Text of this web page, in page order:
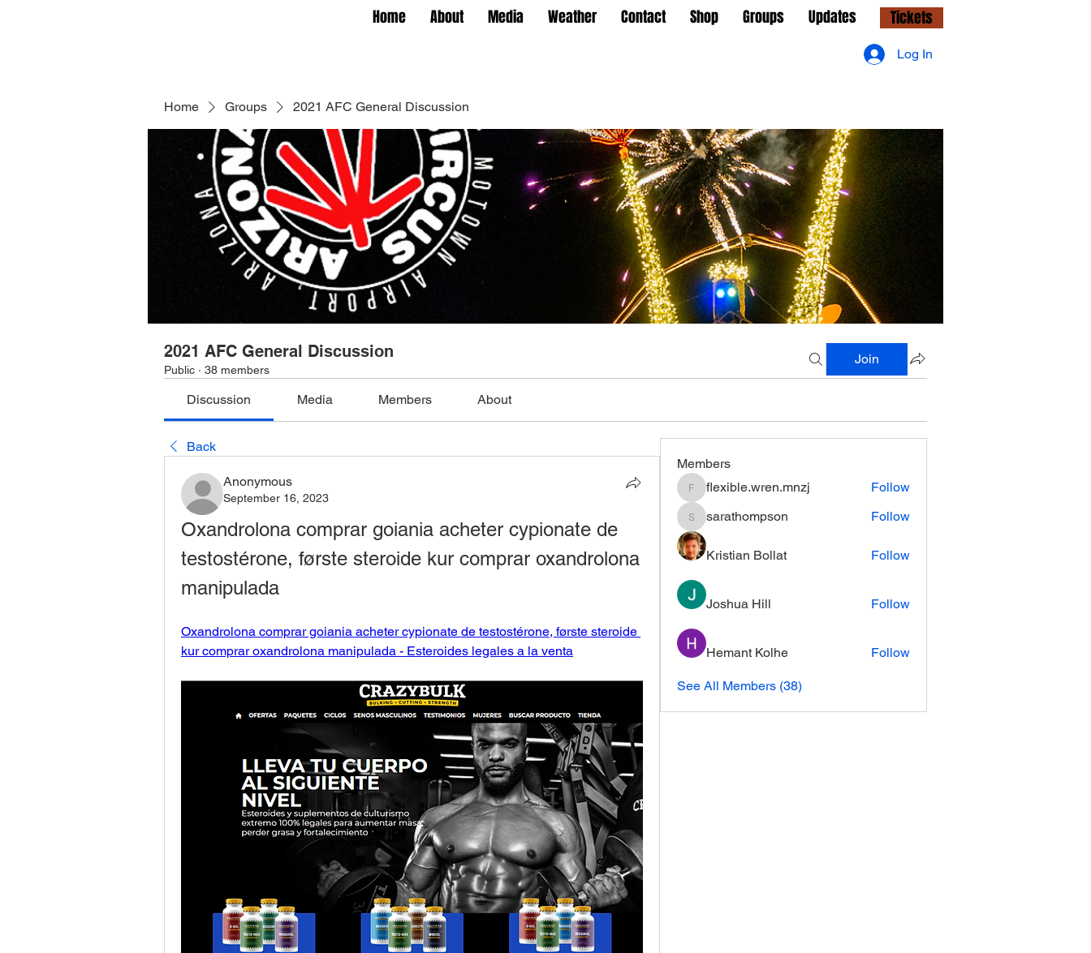
Home About Media Weather Contact Shop Groups Updates Tickets
Home Groups 2021 AFC General Discussion
2021 AFC General Discussion
Public · 38 members
Join
Discussion Media Members About
Back
Anonymous
September 16, 2023
Oxandrolona comprar goiania acheter cypionate de
testostérone, første steroide kur comprar oxandrolona
manipulada
Oxandrolona comprar goiania acheter cypionate de testostérone, første steroide
kur comprar oxandrolona manipulada - Esteroides legales a la venta
Members
flexible.wren.mnzj
flexible.wren.mnzj Follow
sarathompson
sarathompson Follow
Kristian Bollat Follow
Joshua Hill Follow
Hemant Kolhe Follow
See All Members (38)
Log In